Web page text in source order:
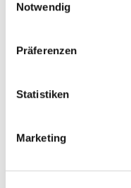
Notwendig
Präferenzen
Statistiken
Marketing